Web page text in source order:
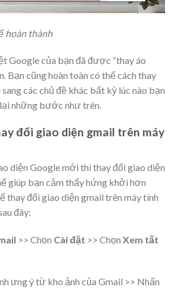
hoàn thành
Google của bạn đã được “thay áo
Bạn cũng hoàn toàn có thể cách thay
các chủ đề khác bất kỳ lúc nào bạn
những bước như trên.
đổi giao diện gmail trên máy
diện Google mới thì thay đổi giao diện
giúp bạn cảm thấy hứng khởi hơn
thay đổi giao diện gmail trên máy tính
đây:
>> Chọn Cài đặt >> Chọn Xem tất
ưng ý từ kho ảnh của Gmail >> Nhấn